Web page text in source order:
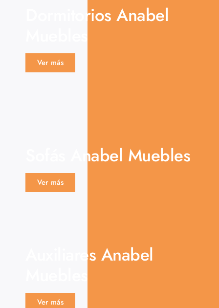
Dormitorios Anabel
Ver más
Sofás Anabel Muebles
Ver más
Auxiliares Anabel
Ver más